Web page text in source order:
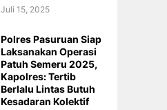
Juli 15, 2025
Polres Pasuruan Siap
Laksanakan Operasi
Patuh Semeru 2025,
Kapolres: Tertib
Berlalu Lintas Butuh
Kesadaran Kolektif